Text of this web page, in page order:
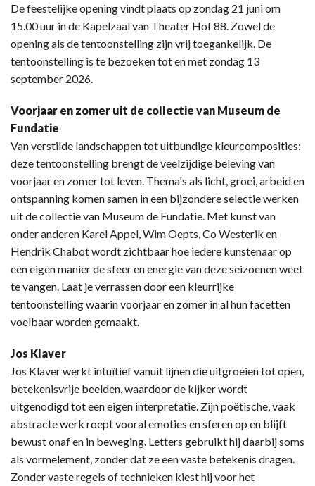
De feestelijke opening vindt plaats op zondag 21 juni om
15.00 uur in de Kapelzaal van Theater Hof 88. Zowel de
opening als de tentoonstelling zijn vrij toegankelijk. De
tentoonstelling is te bezoeken tot en met zondag 13
september 2026.
Voorjaar en zomer uit de collectie van Museum de
Fundatie
Van verstilde landschappen tot uitbundige kleurcomposities:
deze tentoonstelling brengt de veelzijdige beleving van
voorjaar en zomer tot leven. Thema's als licht, groei, arbeid en
ontspanning komen samen in een bijzondere selectie werken
uit de collectie van Museum de Fundatie. Met kunst van
onder anderen Karel Appel, Wim Oepts, Co Westerik en
Hendrik Chabot wordt zichtbaar hoe iedere kunstenaar op
een eigen manier de sfeer en energie van deze seizoenen weet
te vangen. Laat je verrassen door een kleurrijke
tentoonstelling waarin voorjaar en zomer in al hun facetten
voelbaar worden gemaakt.
Jos Klaver
Jos Klaver werkt intuïtief vanuit lijnen die uitgroeien tot open,
betekenisvrije beelden, waardoor de kijker wordt
uitgenodigd tot een eigen interpretatie. Zijn poëtische, vaak
abstracte werk roept vooral emoties en sferen op en blijft
bewust onaf en in beweging. Letters gebruikt hij daarbij soms
als vormelement, zonder dat ze een vaste betekenis dragen.
Zonder vaste regels of technieken kiest hij voor het